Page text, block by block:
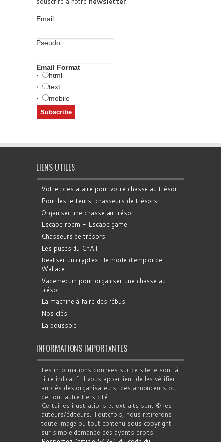
Email
Pseudo
Email Format
html
text
mobile
LIENS UTILES
Votre prestataire pour votre chasse au trésor
Pour les lecteurs, chasseurs de trésorsr
Organiser une chasse au trésor
Escape room - Escape game
Chasseurs de trésors
Les puces du ChAT
Réaliser un cryptex : le mode d'emploi de
Wallace
Vademecum pour organiser une chasse au
trésor
La machine à faire des rébus
Nos clés
La boussole
INFORMATIONS IMPORTANTES
Les informations données sur ce site le sont à
titre indicatif. Il vous appartient de les vérifier
auprès des organisateurs, des annonceurs ou
de tout autre tiers cité.
Certaines illustrations et extraits sont © les
auteurs/éditeurs. Toutefois, nous retirerons
toute image ou tout contenu sous copyright
sur simple demande des ayants droits.